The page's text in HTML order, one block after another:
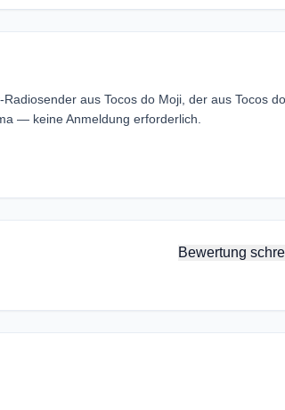
aus Tocos do Moji, der aus Tocos do
— keine Anmeldung erforderlich.
Bewertung